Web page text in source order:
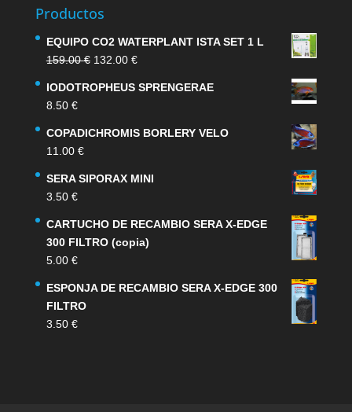
Productos
EQUIPO CO2 WATERPLANT ISTA SET 1 L
159.00€ El
original
159.00 €.
132.00 €El
actual
132.00 €.
IODOTROPHEUS SPRENGERAE
8.50 €
COPADICHROMIS BORLERY VELO
11.00 €
SERA SIPORAX MINI
3.50 €
CARTUCHO DE RECAMBIO SERA X-EDGE
300 FILTRO (copia)
5.00 €
ESPONJA DE RECAMBIO SERA X-EDGE 300
FILTRO
3.50 €